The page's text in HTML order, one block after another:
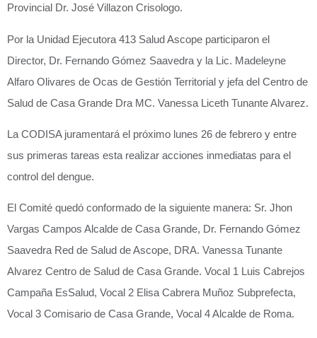
Provincial Dr. José Villazon Crisologo.
Por la Unidad Ejecutora 413 Salud Ascope participaron el
Director, Dr. Fernando Gómez Saavedra y la Lic. Madeleyne
Alfaro Olivares de Ocas de Gestión Territorial y jefa del Centro de
Salud de Casa Grande Dra MC. Vanessa Liceth Tunante Alvarez.
La CODISA juramentará el próximo lunes 26 de febrero y entre
sus primeras tareas esta realizar acciones inmediatas para el
control del dengue.
El Comité quedó conformado de la siguiente manera: Sr. Jhon
Vargas Campos Alcalde de Casa Grande, Dr. Fernando Gómez
Saavedra Red de Salud de Ascope, DRA. Vanessa Tunante
Alvarez Centro de Salud de Casa Grande. Vocal 1 Luis Cabrejos
Campaña EsSalud, Vocal 2 Elisa Cabrera Muñoz Subprefecta,
Vocal 3 Comisario de Casa Grande, Vocal 4 Alcalde de Roma.